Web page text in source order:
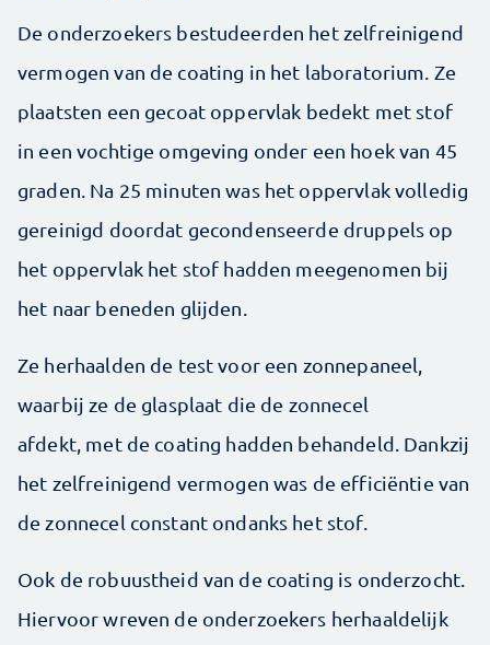
De onderzoekers bestudeerden het zelfreinigend
vermogen van de coating in het laboratorium. Ze
plaatsten een gecoat oppervlak bedekt met stof
in een vochtige omgeving onder een hoek van 45
graden. Na 25 minuten was het oppervlak volledig
gereinigd doordat gecondenseerde druppels op
het oppervlak het stof hadden meegenomen bij
het naar beneden glijden.
Ze herhaalden de test voor een zonnepaneel,
waarbij ze de glasplaat die de zonnecel
afdekt, met de coating hadden behandeld. Dankzij
het zelfreinigend vermogen was de efficiëntie van
de zonnecel constant ondanks het stof.
Ook de robuustheid van de coating is onderzocht.
Hiervoor wreven de onderzoekers herhaaldelijk